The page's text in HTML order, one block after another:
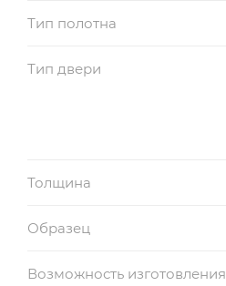
Тип полотна
Тип двери
Толщина
Образец
Возможность изготовления